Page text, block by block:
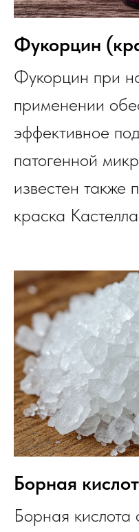
Фукорцин
Фукорцин при
применении
эффективное
патогенной
известен также
краска
Борная
Борная кислота